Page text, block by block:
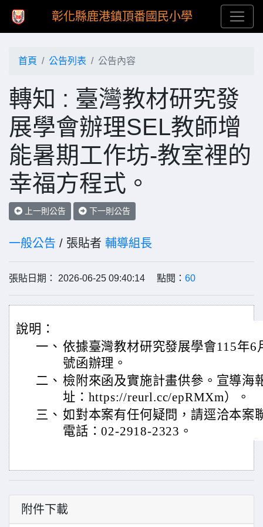
彰化縣鹿港鎮頂番國民小學
首頁 公告列表 公告內容
轉知 : 臺灣教材研究發
展學會辦理SEL教師增
能暑期工作坊-教室裡的
幸福方程式。
上一則公告 下一則公告
一般公告 / 張貼者 輔導組長
張貼日期： 2026-06-25 09:40:14 點閱： 60
說明：
一、 依據臺灣教材研究發展學會115年6
號函辦理。
二、 檢附來函及實施計畫供參。宣導海
址：https://reurl.cc/epRMXm）。
三、 如對本案有任何疑問，請逕洽本案
電話：02-2918-2323。
附件下載